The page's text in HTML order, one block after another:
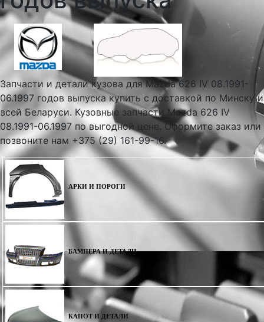
Запчасти и детали кузова для Mazda 626 IV 08.1991-
06.1997 годов выпуска купить с доставкой по Минску и
всей Беларуси. Кузовные запчасти Mazda 626 IV
08.1991-06.1997 по выгодной цене. Оформите заказ или
позвоните нам +375 (29) 161-99-16.
АРКИ И ПОРОГИ
БАМПЕРА И ДЕТАЛИ
КАПОТ И ДЕТАЛИ